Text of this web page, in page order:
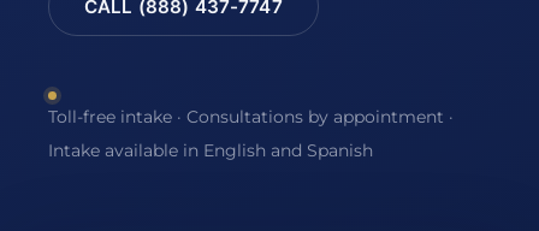
CALL (888) 437-7747
Toll-free intake · Consultations by appointment ·
Intake available in English and Spanish